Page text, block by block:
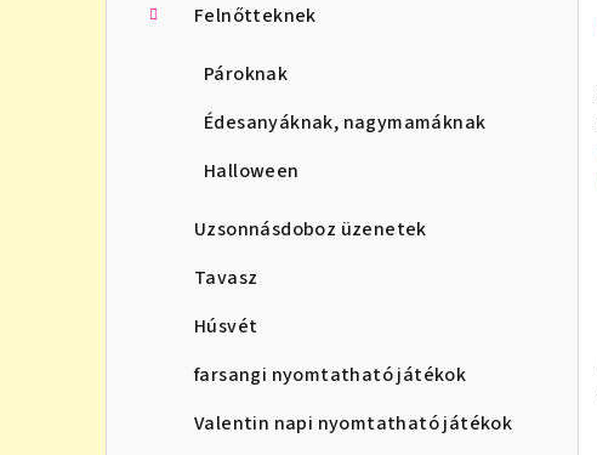
Felnőtteknek
Pároknak
Édesanyáknak, nagymamáknak
Halloween
Uzsonnásdoboz üzenetek
Tavasz
Húsvét
farsangi nyomtatható játékok
Valentin napi nyomtatható játékok